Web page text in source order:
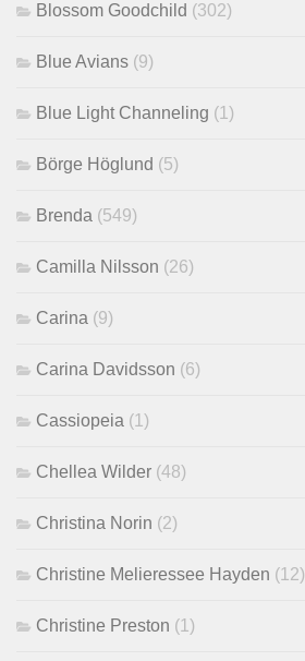
Blossom Goodchild (302)
Blue Avians (9)
Blue Light Channeling (1)
Börge Höglund (5)
Brenda (549)
Camilla Nilsson (26)
Carina (9)
Carina Davidsson (6)
Cassiopeia (1)
Chellea Wilder (48)
Christina Norin (2)
Christine Melieressee Hayden (12)
Christine Preston (1)